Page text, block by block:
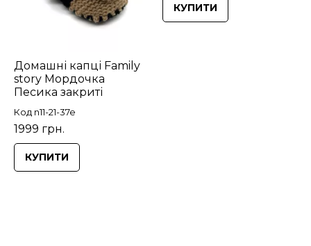
Домашні капці Family
story Мордочка
Песика закриті
Код n11-21-37e
1999 грн.
КУПИТИ
КУПИТИ